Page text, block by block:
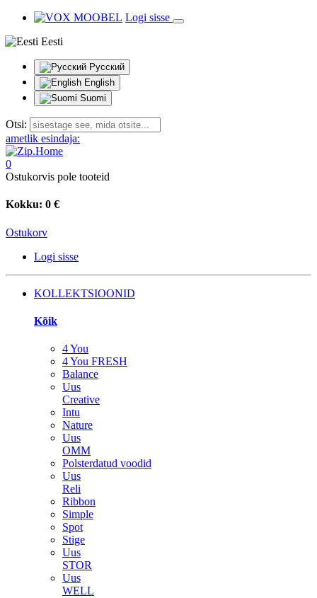
Logi sisse
Eesti
Русский
English
Suomi
Otsi:
ametlik esindaja:
0
Ostukorvis pole tooteid
Kokku: 0 €
Ostukorv
Logi sisse
KOLLEKTSIOONID
Kõik
4 You
4 You FRESH
Balance
Uus
Creative
Intu
Nature
Uus
OMM
Polsterdatud voodid
Uus
Reli
Ribbon
Simple
Spot
Stige
Uus
STOR
Uus
WELL